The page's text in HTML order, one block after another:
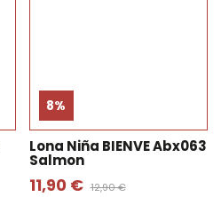
8%
Lona Niña BIENVE Abx063
Salmon
11,90 € 12,90 €